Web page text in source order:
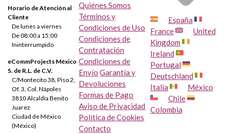
Horario de Atención al
Cliente
De lunes a viernes
De 08:00 a 15:00
Ininterrumpido
eCommProjects México
S. de R.L. de C.V.
C/Montecito 38, Piso 2,
Of. 3, Col. Nápoles
3810 Alcaldía Benito
Juarez
Ciudad de México
(México)
Quiénes Somos
Términos y
Condiciones de Uso
Condiciones de
Contratación
Condiciones de
Envío Garantía y
Devoluciones
Formas de Pago
Aviso de Privacidad
Política de Cookies
Contacto
España
France
United
Kingdom
Ireland
Portugal
Deutschland
Italia
México
Chile
Colombia